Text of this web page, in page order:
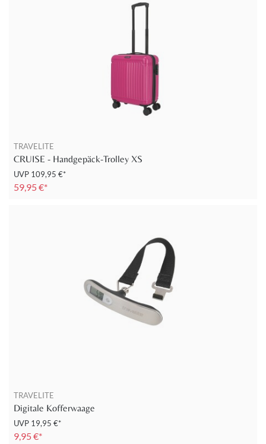
TRAVELITE
CRUISE - Handgepäck-Trolley XS
UVP 109,95 €*
59,95 €*
TRAVELITE
Digitale Kofferwaage
UVP 19,95 €*
9,95 €*